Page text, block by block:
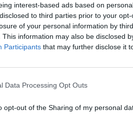
interest-based ads based on
to third parties prior to your
of your personal information by
This information may also be disclosed
Participants that may further disclose it
Data Processing Opt Outs
opt-out of the Sharing of my personal
γιατί στο παρελθόν
για αυτά και όχι στη
ταλαιπωρία σας.
κάνετε εδώ και καιρό, που
κατάλληλες συνθήκες για
από τις γυναίκες